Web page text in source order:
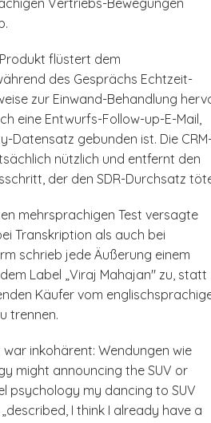
Vertriebs-Bewegungen
flüstert dem
des Gesprächs Echtzeit-
zur Einwand-Behandlung
eine Entwurfs-Follow-up-E-Mail,
Datensatz gebunden ist. Die
nützlich und entfernt den
der den SDR-Durchsatz
mehrsprachigen Test versagte
Transkription als auch bei
schrieb jede Äußerung einem
Label „Viraj Mahajan" zu, statt
Käufer vom
trennen.
inkohärent: Wendungen wie
might announcing the SUV or
psychology my dancing to SUV
I think I already have a